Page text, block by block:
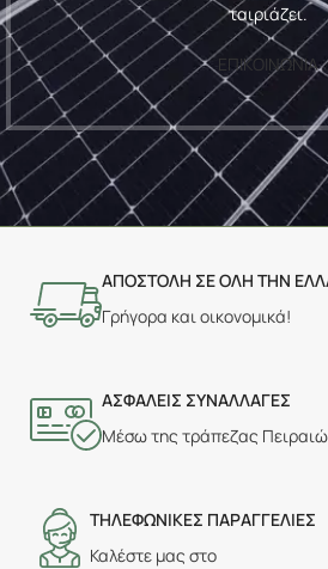
ταιριάζει.
ΕΠΙΚΟΙΝΩΝΙΑ
ΑΠΟΣΤΟΛΗ ΣΕ ΟΛΗ ΤΗΝ
Γρήγορα και οικονομικά!
ΑΣΦΑΛΕΙΣ ΣΥΝΑΛΛΑΓΕΣ
Μέσω της τράπεζας
ΤΗΛΕΦΩΝΙΚΕΣ ΠΑΡΑΓΓΕΛΙΕΣ
Καλέστε μας στο